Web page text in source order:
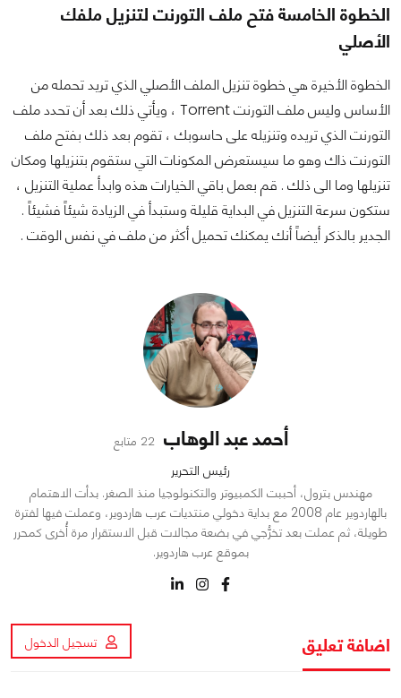
الخطوة الخامسة فتح ملف التورنت لتنزيل ملفك
الأصلي
الخطوة الأخيرة هي خطوة تنزيل الملف الأصلي الذي تريد تحمله من
الأساس وليس ملف التورنت Torrent ، ويأتي ذلك بعد أن تحدد ملف
التورنت الذي تريده وتنزيله على حاسوبك ، تقوم بعد ذلك بفتح ملف
التورنت ذاك وهو ما سيستعرض المكونات التي ستقوم بتنزيلها ومكان
تنزيلها وما الى ذلك . قم بعمل باقي الخيارات هذه وابدأ عملية التنزيل ،
ستكون سرعة التنزيل في البداية قليلة وستبدأ في الزيادة شيئاً فشيئاً .
الجدير بالذكر أيضاً أنك يمكنك تحميل أكثر من ملف في نفس الوقت .
أحمد عبد الوهاب 22 متابع
رئيس التحرير
مهندس بترول، أحببت الكمبيوتر والتكنولوجيا منذ الصغر. بدأت الاهتمام
بالهاردوير عام 2008 مع بداية دخولي منتديات عرب هاردوير، وعملت فيها لفترة
طويلة، ثم عملت بعد تخرُّجي في بضعة مجالات قبل الاستقرار مرة أُخرى كمحرر
بموقع عرب هاردوير.
اضافة تعليق تسجيل الدخول